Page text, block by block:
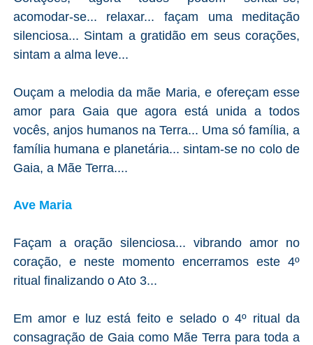
acomodar-se... relaxar... façam uma meditação
silenciosa... Sintam a gratidão em seus corações,
sintam a alma leve...
Ouçam a melodia da mãe Maria, e ofereçam esse
amor para Gaia que agora está unida a todos
vocês, anjos humanos na Terra... Uma só família, a
família humana e planetária... sintam-se no colo de
Gaia, a Mãe Terra....
Ave Maria
Façam a oração silenciosa... vibrando amor no
coração, e neste momento encerramos este 4º
ritual finalizando o Ato 3...
Em amor e luz está feito e selado o 4º ritual da
consagração de Gaia como Mãe Terra para toda a